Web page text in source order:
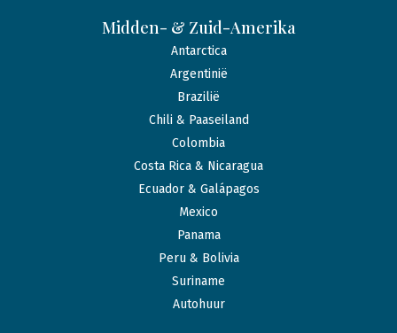
Midden- & Zuid-Amerika
Antarctica
Argentinië
Brazilië
Chili & Paaseiland
Colombia
Costa Rica & Nicaragua
Ecuador & Galápagos
Mexico
Panama
Peru & Bolivia
Suriname
Autohuur